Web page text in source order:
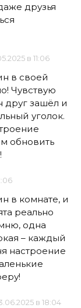
друзья
в 11:06
в своей
Чувствую
друг зашёл и
уголок.
обновить
в комнате, и
реально
одна
– каждый
настроение
в 18:04